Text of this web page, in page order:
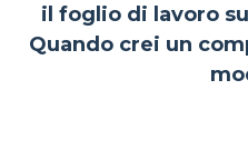
il foglio di lavoro
Quando crei un